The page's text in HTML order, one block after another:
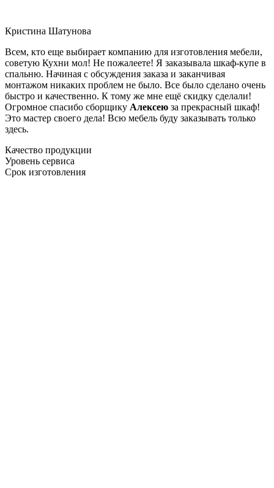
Кристина Шатунова
Всем, кто еще выбирает компанию для изготовления мебели,
советую Кухни мол! Не пожалеете! Я заказывала шкаф-купе в
спальню. Начиная с обсуждения заказа и заканчивая
монтажом никаких проблем не было. Все было сделано очень
быстро и качественно. К тому же мне ещё скидку сделали!
Огромное спасибо сборщику Алексею за прекрасный шкаф!
Это мастер своего дела! Всю мебель буду заказывать только
здесь.
Качество продукции
Уровень сервиса
Срок изготовления